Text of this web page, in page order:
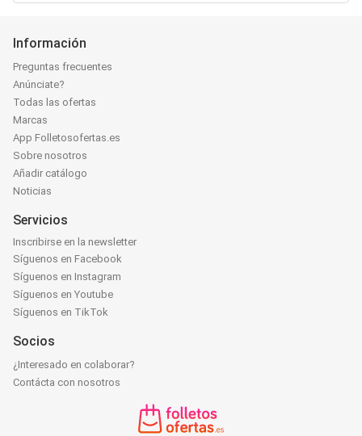
Información
Preguntas frecuentes
Anúnciate?
Todas las ofertas
Marcas
App Folletosofertas.es
Sobre nosotros
Añadir catálogo
Noticias
Servicios
Inscribirse en la newsletter
Síguenos en Facebook
Síguenos en Instagram
Síguenos en Youtube
Síguenos en TikTok
Socios
¿Interesado en colaborar?
Contácta con nosotros